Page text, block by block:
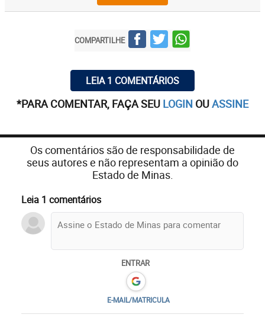
COMPARTILHE
LEIA 1 COMENTÁRIOS
*PARA COMENTAR, FAÇA SEU LOGIN OUASSINE
Os comentários são de responsabilidade de
seus autores e não representam a opinião do
Estado de Minas.
Leia 1 comentários
ENTRAR
E-MAIL/MATRICULA